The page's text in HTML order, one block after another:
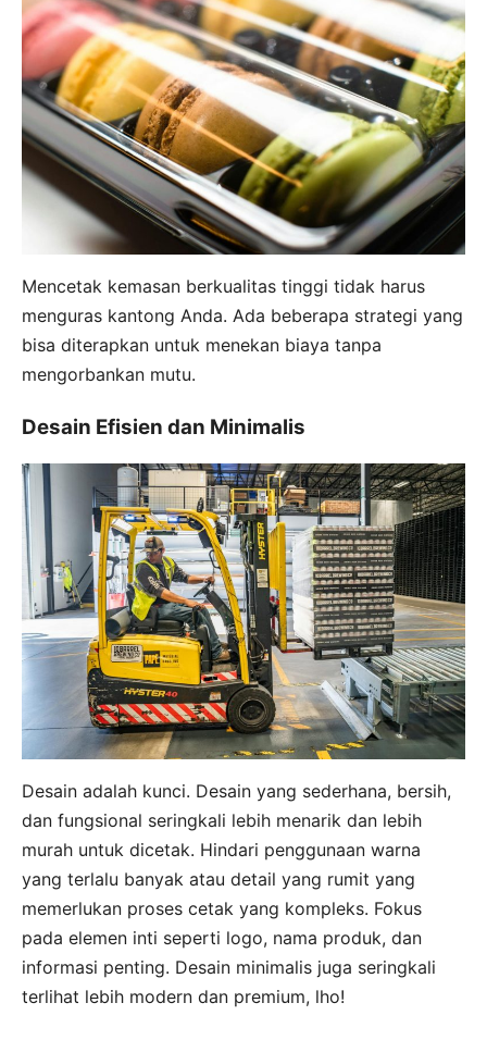
Mencetak kemasan berkualitas tinggi tidak harus
menguras kantong Anda. Ada beberapa strategi yang
bisa diterapkan untuk menekan biaya tanpa
mengorbankan mutu.
Desain Efisien dan Minimalis
Desain adalah kunci. Desain yang sederhana, bersih,
dan fungsional seringkali lebih menarik dan lebih
murah untuk dicetak. Hindari penggunaan warna
yang terlalu banyak atau detail yang rumit yang
memerlukan proses cetak yang kompleks. Fokus
pada elemen inti seperti logo, nama produk, dan
informasi penting. Desain minimalis juga seringkali
terlihat lebih modern dan premium, lho!